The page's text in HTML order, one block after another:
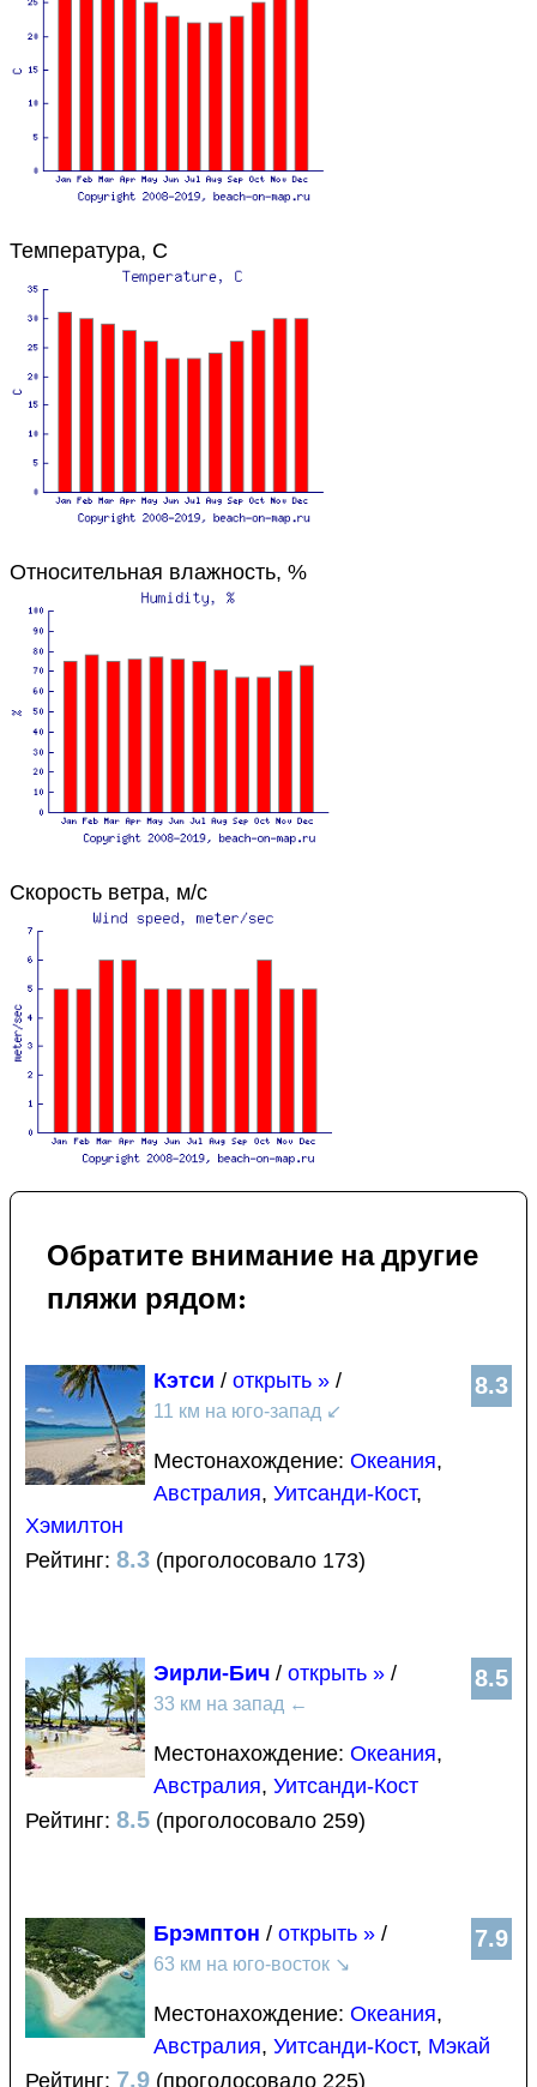
Температура, C
Относительная влажность, %
Скорость ветра, м/с
Обратите внимание на другие
пляжи рядом:
8.3
Кэтси / открыть » /
11 км на юго-запад ↙
Местонахождение: Океания,
Австралия, Уитсанди-Кост,
Хэмилтон
Рейтинг: 8.3 (проголосовало 173)
8.5
Эирли-Бич / открыть » /
33 км на запад ←
Местонахождение: Океания,
Австралия, Уитсанди-Кост
Рейтинг: 8.5 (проголосовало 259)
7.9
Брэмптон / открыть » /
63 км на юго-восток ↘
Местонахождение: Океания,
Австралия, Уитсанди-Кост, Мэкай
Рейтинг: 7.9 (проголосовало 225)